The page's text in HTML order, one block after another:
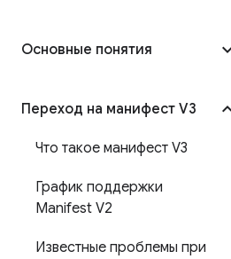
Основные понятия
Переход на манифест V3
Что такое манифест V3
График поддержки
Manifest V2
Известные проблемы при